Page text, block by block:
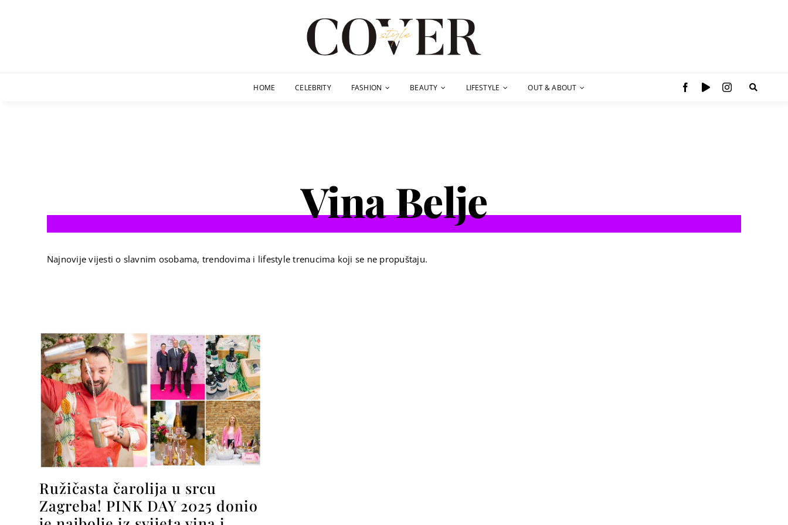
HOME CELEBRITY FASHION BEAUTY LIFESTYLE OUT & ABOUT
Vina Belje
Najnovije vijesti o slavnim osobama, trendovima i lifestyle trenucima koji se ne propuštaju.
Ružičasta čarolija u srcu
Zagreba! PINK DAY 2025 donio